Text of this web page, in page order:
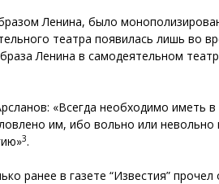
Ленина, было
театра появилась лишь во
Ленина в самодеятельном
«Всегда необходимо иметь
им, ибо вольно или невольно
3.
ранее в газете “Известия”